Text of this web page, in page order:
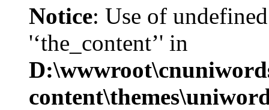
Notice: Use of
'‘the_content’' in